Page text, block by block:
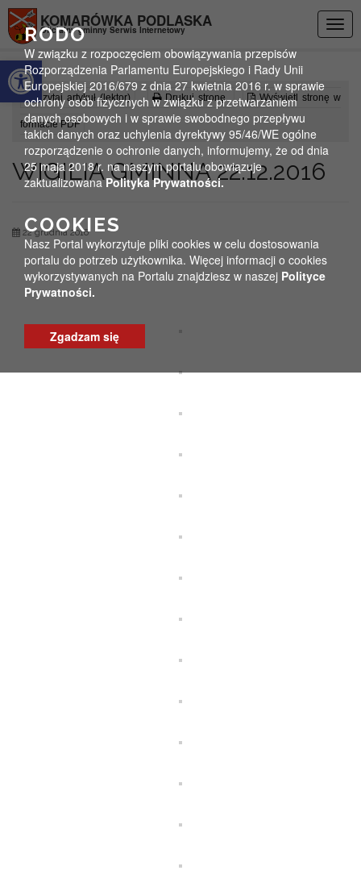
Otwórz pasek narzędzi
KOMARÓWKA PODLASKA
Oficjalny gminny Serwis Internetowy
Czytaj artykuł (lektor) Drukuj stronę Wyświetl stronę w
formacie PDF
WIGILIA GMINNA 22.12.2016
22 grudnia 2016
RODO
W związku z rozpoczęciem obowiązywania przepisów
Rozporządzenia Parlamentu Europejskiego i Rady Unii
Europejskiej 2016/679 z dnia 27 kwietnia 2016 r. w sprawie
ochrony osób fizycznych w związku z przetwarzaniem
danych osobowych i w sprawie swobodnego przepływu
takich danych oraz uchylenia dyrektywy 95/46/WE ogólne
rozporządzenie o ochronie danych, informujemy, że od dnia
25 maja 2018 r. na naszym portalu obowiązuje
zaktualizowanaPolityka Prywatności.
COOKIES
Nasz Portal wykorzytuje pliki cookies w celu dostosowania
portalu do potrzeb użytkownika. Więcej informacji o cookies
wykorzystywanych na Portalu znajdziesz w naszej Polityce
Prywatności.
Zgadzam się